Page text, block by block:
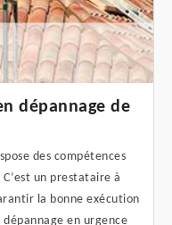
dépannage de
des compétences
un prestataire à
la bonne exécution
en urgence